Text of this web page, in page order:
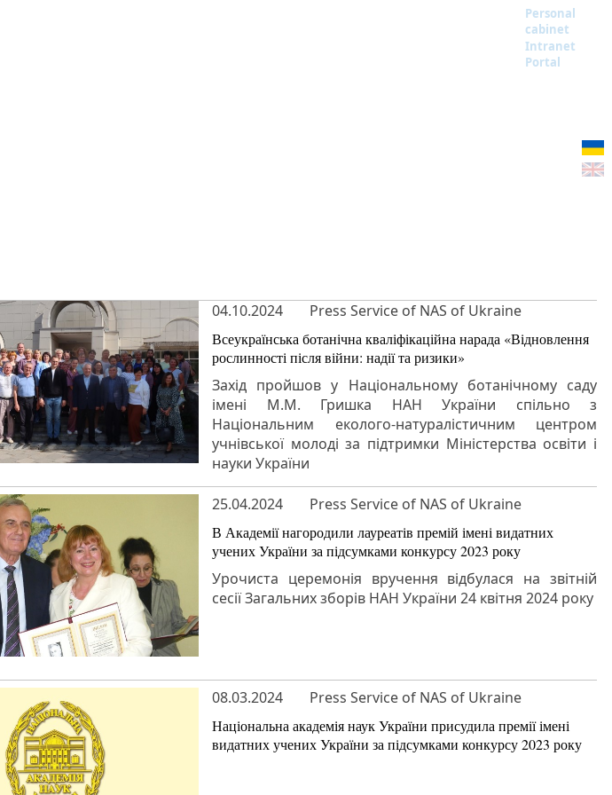
Personal
cabinet
Intranet
Portal
04.10.2024 Press Service of NAS of Ukraine
Всеукраїнська ботанічна кваліфікаційна нарада «Відновлення
рослинності після війни: надії та ризики»
Захід пройшов у Національному ботанічному саду
імені М.М. Гришка НАН України спільно з
Національним еколого-натуралістичним центром
учнівської молоді за підтримки Міністерства освіти і
науки України
25.04.2024 Press Service of NAS of Ukraine
В Академії нагородили лауреатів премій імені видатних
учених України за підсумками конкурсу 2023 року
Урочиста церемонія вручення відбулася на звітній
сесії Загальних зборів НАН України 24 квітня 2024 року
08.03.2024 Press Service of NAS of Ukraine
Національна академія наук України присудила премії імені
видатних учених України за підсумками конкурсу 2023 року